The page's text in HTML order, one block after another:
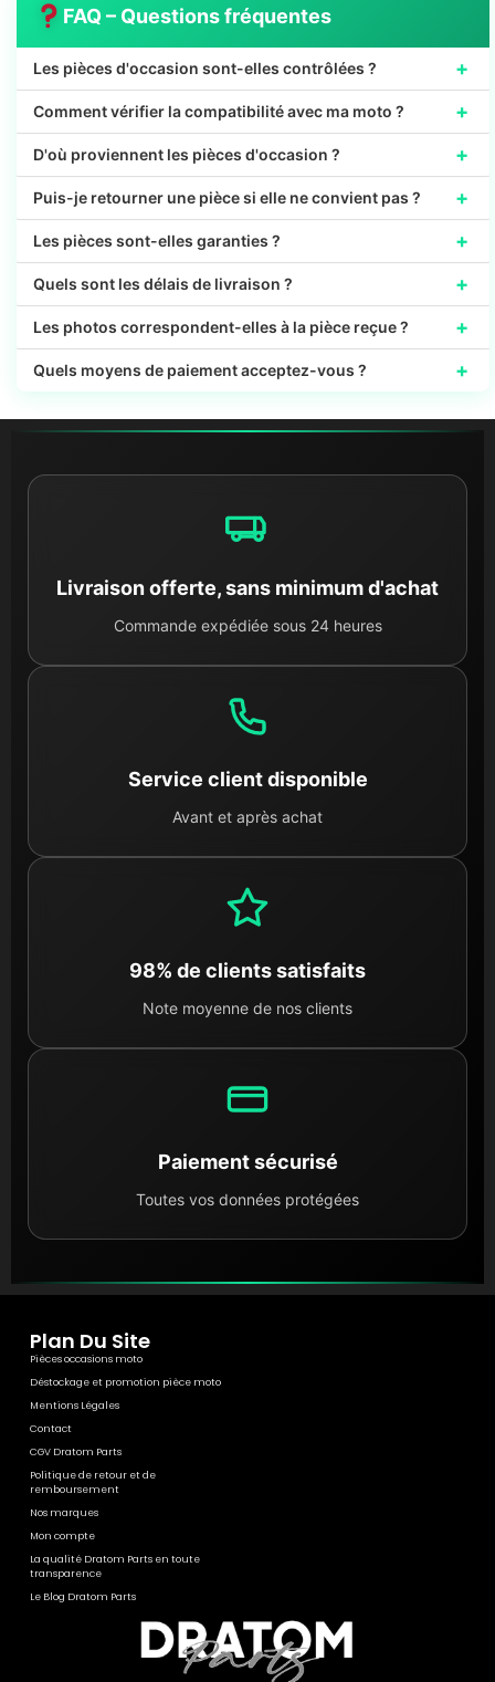
FAQ – Questions fréquentes
Les pièces d'occasion sont-elles contrôlées ? +
Comment vérifier la compatibilité avec ma moto ? +
D'où proviennent les pièces d'occasion ? +
Puis-je retourner une pièce si elle ne convient pas ? +
Les pièces sont-elles garanties ? +
Quels sont les délais de livraison ? +
Les photos correspondent-elles à la pièce reçue ? +
Quels moyens de paiement acceptez-vous ? +
Livraison offerte, sans minimum d'achat
Commande expédiée sous 24 heures
Service client disponible
Avant et après achat
98% de clients satisfaits
Note moyenne de nos clients
Paiement sécurisé
Toutes vos données protégées
Plan Du Site
Pièces occasions moto
Déstockage et promotion pièce moto
Mentions Légales
Contact
CGV Dratom Parts
Politique de retour et de
remboursement
Nos marques
Mon compte
La qualité Dratom Parts en toute
transparence
Le Blog Dratom Parts